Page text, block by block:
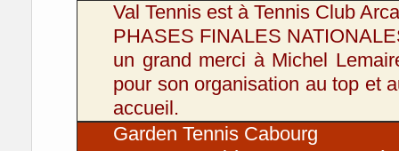
Val Tennis est à Tennis Club
PHASES FINALES
un grand merci à Michel
pour son organisation au top et
accueil.
Garden Tennis Cabourg